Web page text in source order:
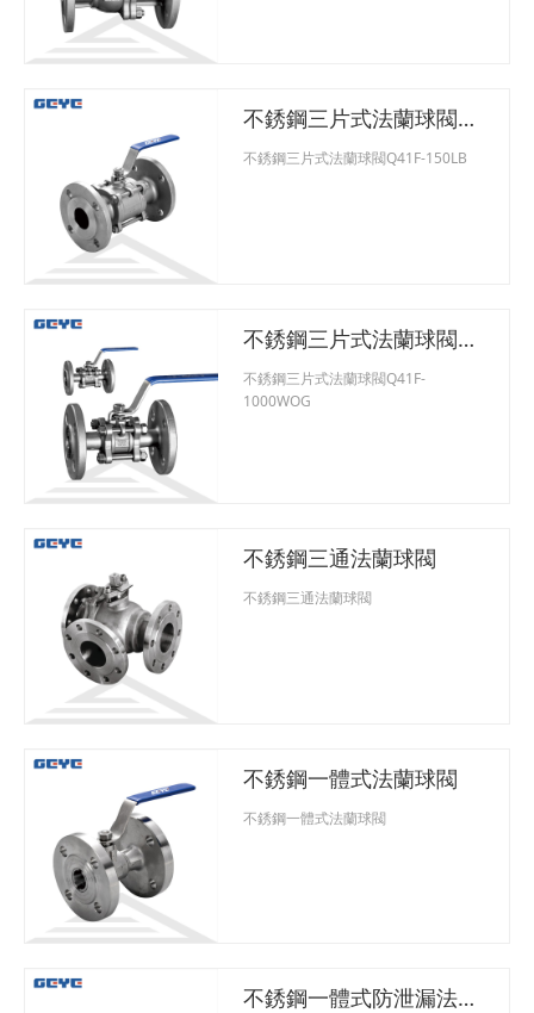
不銹鋼三片式法蘭球閥
Q41F-150LB
不銹鋼三片式法蘭球閥Q41F-150LB
不銹鋼三片式法蘭球閥
Q41F-1000WOG
不銹鋼三片式法蘭球閥Q41F-
1000WOG
不銹鋼三通法蘭球閥
不銹鋼三通法蘭球閥
不銹鋼一體式法蘭球閥
不銹鋼一體式法蘭球閥
不銹鋼一體式防泄漏法蘭